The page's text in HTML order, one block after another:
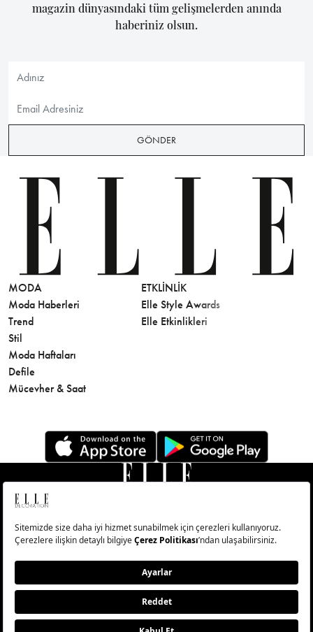
magazin dünyasındaki tüm gelişmelerden anında
haberiniz olsun.
GÖNDER
MODA
Moda Haberleri
Trend
Stil
Moda Haftaları
Defile
Mücevher & Saat
ETKLINLIK
Elle Style Awards
Elle Etkinlikleri
© Big Medya Teknoloji A.Ş. Altunizade Mahallesi Kuşbakışı
Caddesi No:27/1 Üsküdar/İstanbul
Aydınlatma Metni
Copyright © 2026 - Tüm Hakları Saklıdır.